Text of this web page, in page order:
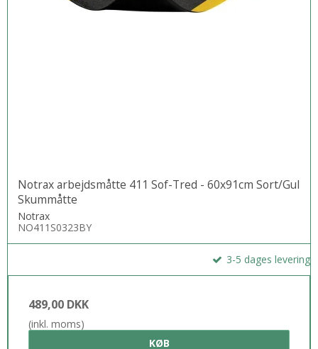
Notrax arbejdsmåtte 411 Sof-Tred - 60x91cm Sort/Gul
Skummåtte
Notrax
NO411S0323BY
3-5 dages levering
489,00 DKK
(inkl. moms)
KØB